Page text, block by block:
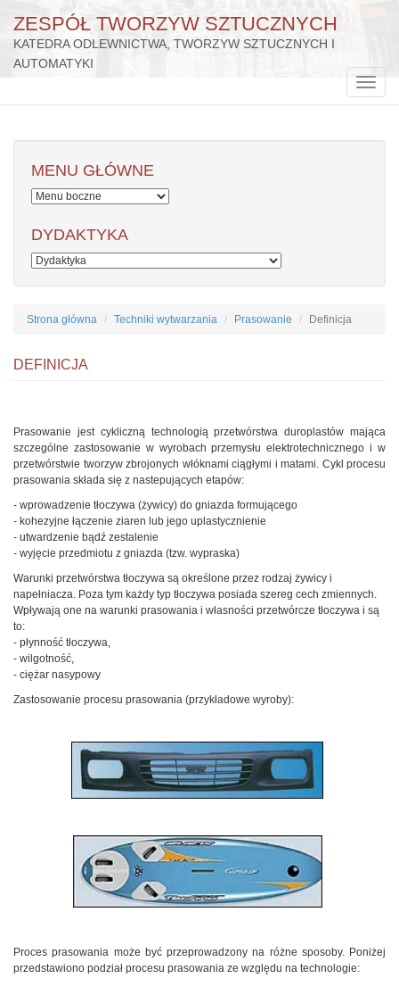
Przejdź
ZESPÓŁ TWORZYW SZTUCZNYCH
KATEDRA ODLEWNICTWA, TWORZYW SZTUCZNYCH I
AUTOMATYKI
Toggle
MENU GŁÓWNE
DYDAKTYKA
Strona główna Techniki wytwarzania Prasowanie Definicja
DEFINICJA
Prasowanie jest cykliczną technologią przetwórstwa duroplastów mająca
szczególne zastosowanie w wyrobach przemysłu elektrotechnicznego i w
przetwórstwie tworzyw zbrojonych włóknami ciągłymi i matami. Cykl procesu
prasowania składa się z nastepujących etapów:
- wprowadzenie tłoczywa (żywicy) do gniazda formującego
- kohezyjne łączenie ziaren lub jego uplastycznienie
- utwardzenie bądź zestalenie
- wyjęcie przedmiotu z gniazda (tzw. wypraska)
Warunki przetwórstwa tłoczywa są określone przez rodzaj żywicy i
napełniacza. Poza tym każdy typ tłoczywa posiada szereg cech zmiennych.
Wpływają one na warunki prasowania i własności przetwórcze tłoczywa i są
to:
- płynność tłoczywa,
- wilgotność,
- ciężar nasypowy
Zastosowanie procesu prasowania (przykładowe wyroby):
Proces prasowania może być przeprowadzony na różne sposoby. Poniżej
przedstawiono podział procesu prasowania ze względu na technologie: